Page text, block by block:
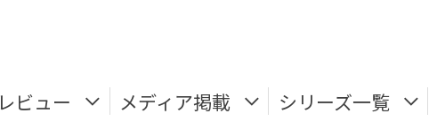
レビュー メディア掲載 シリーズ一覧